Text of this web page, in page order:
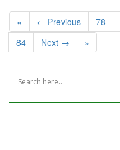
« ← Previous 78
84
Next → »